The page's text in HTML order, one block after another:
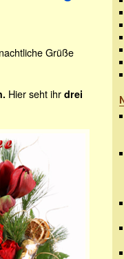
Grüße
Hier seht ihr drei